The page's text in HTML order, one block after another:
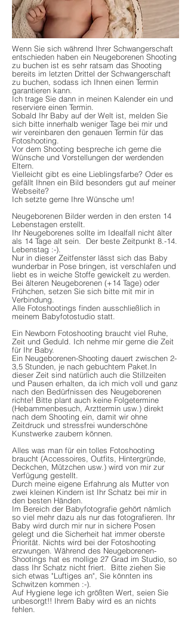
Wenn Sie sich während Ihrer Schwangerschaft
entschieden haben ein Neugeborenen Shooting
zu buchen ist es sehr ratsam das Shooting
bereits im letzten Drittel der Schwangerschaft
zu buchen, sodass ich Ihnen einen Termin
garantieren kann.
Ich trage Sie dann in meinen Kalender ein und
reserviere einen Termin.
Sobald Ihr Baby auf der Welt ist, melden Sie
sich bitte innerhalb weniger Tage bei mir und
wir vereinbaren den genauen Termin für das
Fotoshooting.
Vor dem Shooting bespreche ich gerne die
Wünsche und Vorstellungen der werdenden
Eltern.
Vielleicht gibt es eine Lieblingsfarbe? Oder es
gefällt Ihnen ein Bild besonders gut auf meiner
Webseite?
Ich setzte gerne Ihre Wünsche um!
Neugeborenen Bilder werden in den ersten 14
Lebenstagen erstellt.
Ihr Neugeborenes sollte im Idealfall nicht älter
als 14 Tage alt sein. Der beste Zeitpunkt 8.-14.
Lebenstag :-).
Nur in dieser Zeitfenster lässt sich das Baby
wunderbar in Pose bringen, ist verschlafen und
liebt es in weiche Stoffe gewickelt zu werden.
Bei älteren Neugeborenen (+14 Tage) oder
Frühchen, setzen Sie sich bitte mit mir in
Verbindung.
Alle Fotoshootings finden ausschließlich in
meinem Babyfotostudio statt.
Ein Newborn Fotoshooting braucht viel Ruhe,
Zeit und Geduld. Ich nehme mir gerne die Zeit
für Ihr Baby.
Ein Neugeborenen-Shooting dauert zwischen 2-
3,5 Stunden, je nach gebuchtem Paket.In
dieser Zeit sind natürlich auch die Stillzeiten
und Pausen erhalten, da ich mich voll und ganz
nach den Bedürfnissen des Neugeborenen
richte! Bitte plant auch keine Folgetermine
(Hebammenbesuch, Arzttermin usw.) direkt
nach dem Shooting ein, damit wir ohne
Zeitdruck und stressfrei wunderschöne
Kunstwerke zaubern können.
​Alles was man für ein tolles Fotoshooting
braucht (Accessoires, Outfits, Hintergründe,
Deckchen, Mützchen usw.) wird von mir zur
Verfügung gestellt.
Durch meine eigene Erfahrung als Mutter von
zwei kleinen Kindern ist Ihr Schatz bei mir in
den besten Händen.
Im Bereich der Babyfotografie gehört nämlich
so viel mehr dazu als nur das fotografieren. Ihr
Baby wird durch mir nur in sichere Posen
gelegt und die Sicherheit hat immer oberste
Priorität. Nichts wird bei der Fotoshooting
erzwungen. Während des Neugeborenen-
Shootings hat es mollige 27 Grad im Studio, so
dass Ihr Schatz nicht friert. Bitte ziehen Sie
sich etwas "Luftiges an", Sie könnten ins
Schwitzen kommen :-).
Auf Hygiene lege ich größten Wert, seien Sie
unbesorgt!! Ihrem Baby wird es an nichts
fehlen.